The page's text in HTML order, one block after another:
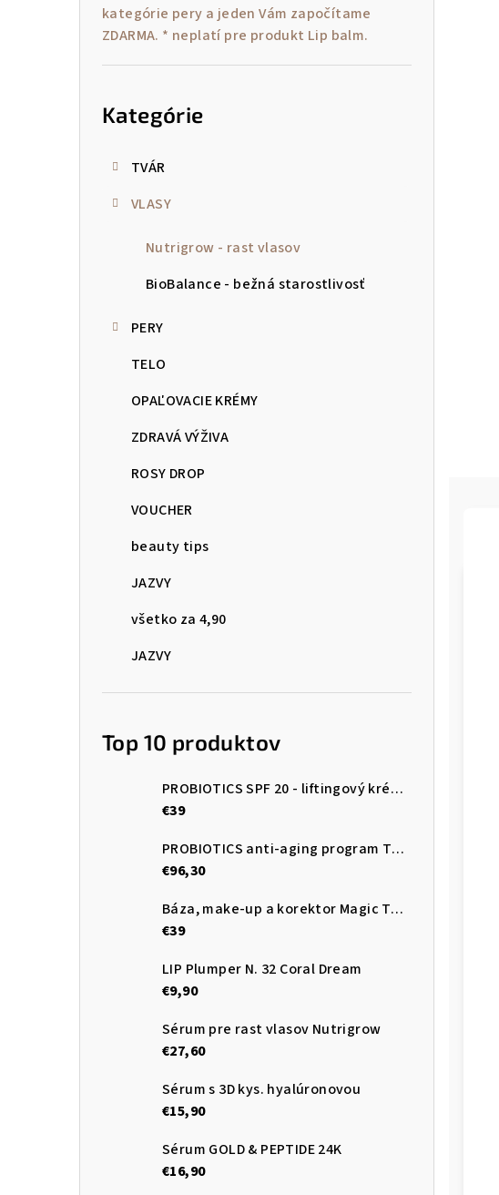
kategórie pery a jeden Vám započítame
ZDARMA. * neplatí pre produkt Lip balm.
Kategórie
TVÁR
VLASY
Nutrigrow - rast vlasov
BioBalance - bežná starostlivosť
PERY
TELO
OPAĽOVACIE KRÉMY
ZDRAVÁ VÝŽIVA
ROSY DROP
VOUCHER
beauty tips
JAZVY
všetko za 4,90
JAZVY
Top 10 produktov
PROBIOTICS SPF 20 - liftingový krém s výťažkom z voskovky
€39
PROBIOTICS anti-aging program TRIO
€96,30
Báza, make-up a korektor Magic Touch
€39
LIP Plumper N. 32 Coral Dream
€9,90
Sérum pre rast vlasov Nutrigrow
€27,60
Sérum s 3D kys. hyalúronovou
€15,90
Sérum GOLD & PEPTIDE 24K
€16,90